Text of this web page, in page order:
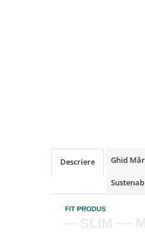
Descriere Ghid